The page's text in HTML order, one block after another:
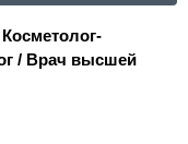
/ Врач высшей